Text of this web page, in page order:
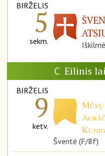
BIRŽELIS
5
sekm.
C Eilinis
BIRŽELIS
9
ketv.
Šventė (F/8f)